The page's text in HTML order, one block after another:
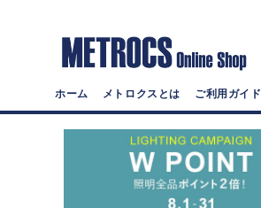
ホーム メトロクスとは ご利用ガイド